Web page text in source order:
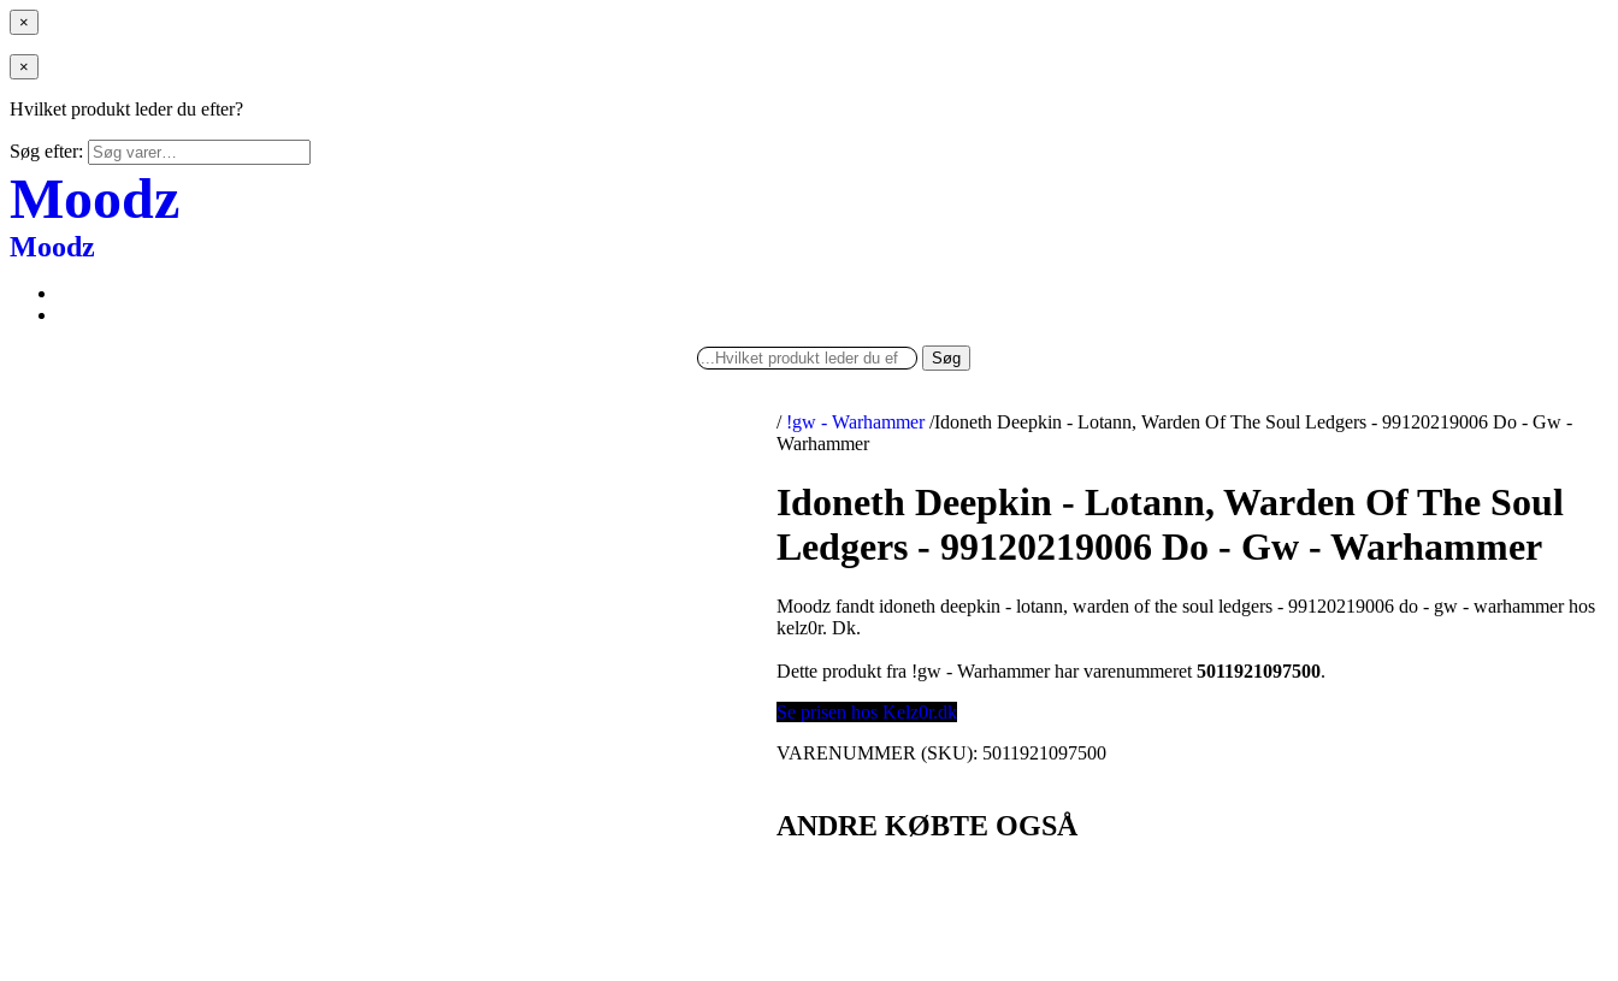
×
×
Hvilket produkt leder du efter?
Søg efter:
Moodz
Moodz
Søg
/ !gw - Warhammer /Idoneth Deepkin - Lotann, Warden Of The Soul Ledgers - 99120219006 Do - Gw -
Warhammer
Idoneth Deepkin - Lotann, Warden Of The Soul
Ledgers - 99120219006 Do - Gw - Warhammer
Moodz fandt idoneth deepkin - lotann, warden of the soul ledgers - 99120219006 do - gw - warhammer hos
kelz0r. Dk.
Dette produkt fra !gw - Warhammer har varenummeret5011921097500.
Se prisen hos Kelz0r.dk
VARENUMMER (SKU): 5011921097500
ANDRE KØBTE OGSÅ